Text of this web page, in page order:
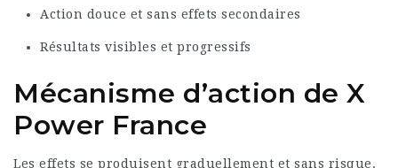
Action douce et sans effets secondaires
Résultats visibles et progressifs
Mécanisme d’action de X
Power France
Les effets se produisent graduellement et sans risque.